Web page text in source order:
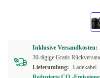
Inklusive Versandkosten:
30-tägige Gratis
Lieferumfang:
Ladekabel